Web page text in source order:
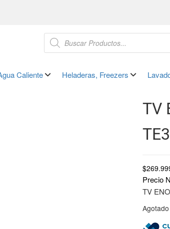
Caliente Heladeras, Freezers
TV
$
Precio
TV
Agotado